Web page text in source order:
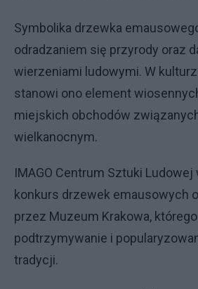
Symbolika drzewka
odradzaniem się przyrody oraz
wierzeniami ludowymi. W
stanowi ono element
miejskich obchodów
wielkanocnym.
IMAGO Centrum Sztuki
konkurs drzewek emausowych
przez Muzeum Krakowa,
podtrzymywanie i
tradycji.